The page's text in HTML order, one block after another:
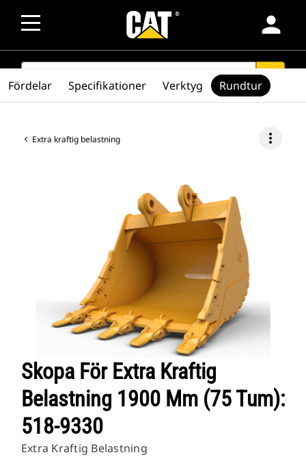
person
SEARCH search
Extra kraftig belastning more_vert
Skopa För Extra Kraftig
Belastning 1900 Mm (75 Tum):
518-9330
Extra Kraftig Belastning
Fördelar Specifikationer Verktyg Rundtur